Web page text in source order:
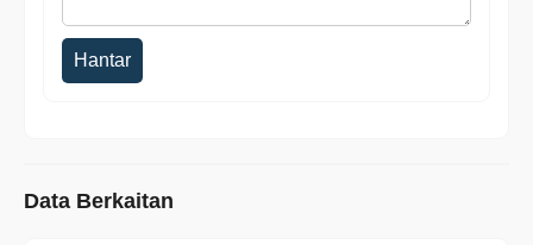
Hantar
Data Berkaitan